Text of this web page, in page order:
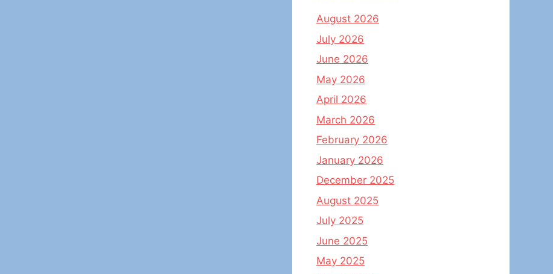
August 2026
July 2026
June 2026
May 2026
April 2026
March 2026
February 2026
January 2026
December 2025
August 2025
July 2025
June 2025
May 2025